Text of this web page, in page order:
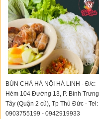
BÚN CHẢ HÀ NỘI HÀ LINH - Đ/c:
Hẻm 104 Đường 13, P. Bình Trưng
Tây (Quận 2 cũ), Tp Thủ Đức - Tel:
0903755199 - 0942919933